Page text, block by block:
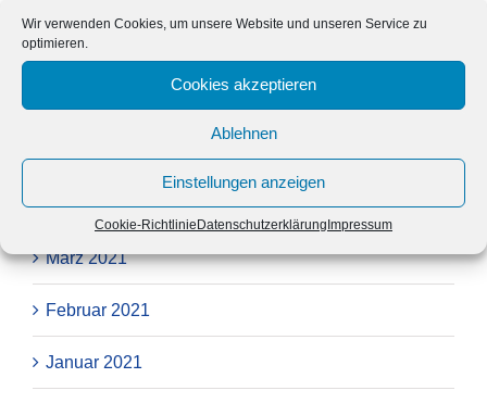
Wir verwenden Cookies, um unsere Website und unseren Service zu
optimieren.
Cookies akzeptieren
Ablehnen
Einstellungen anzeigen
Cookie-RichtlinieDatenschutzerklärungImpressum
Juli 2021
April 2021
März 2021
Februar 2021
Januar 2021